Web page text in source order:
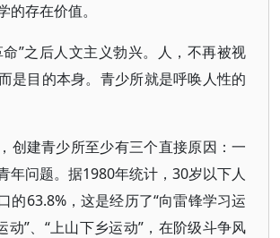
的存在价值。
命”之后人文主义勃兴。人，不再被视
是目的本身。青少所就是呼唤人性的
创建青少所至少有三个直接原因：一
年问题。据1980年统计，30岁以下人
的63.8%，这是经历了“向雷锋学习运
动”、“上山下乡运动”，在阶级斗争风